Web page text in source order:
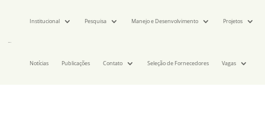
Institucional Pesquisa Manejo e Desenvolvimento Projetos
Notícias Publicações Contato Seleção de Fornecedores Vagas